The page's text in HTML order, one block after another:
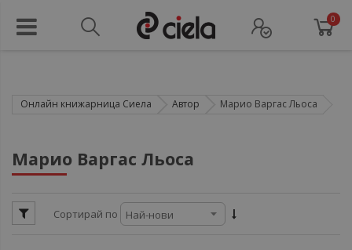
0
Онлайн книжарница Сиела Автор Марио Варгас Льоса
Марио Варгас Льоса
Сортирай по